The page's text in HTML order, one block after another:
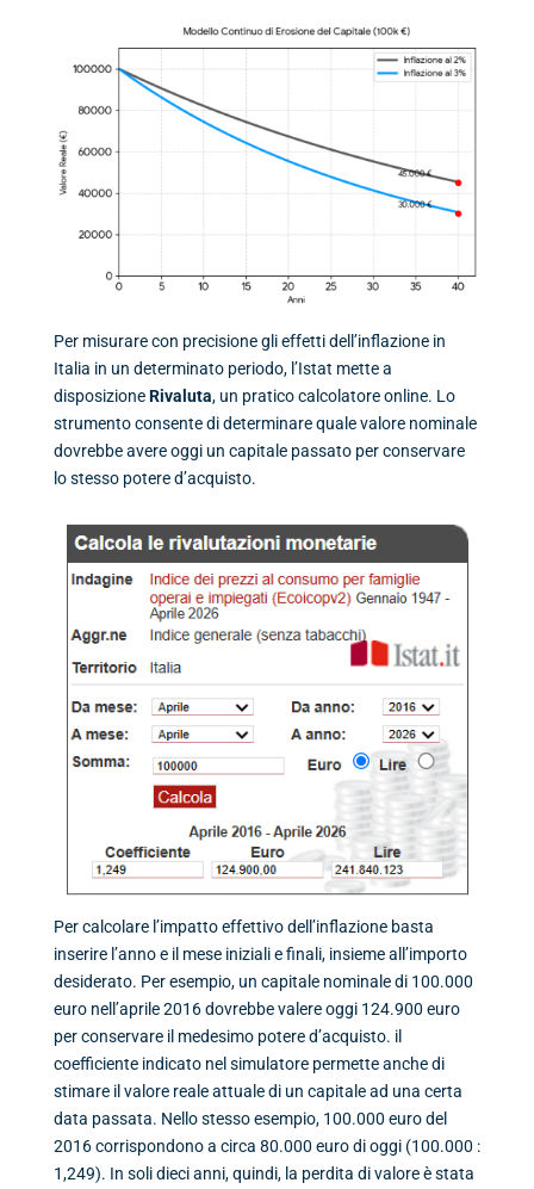
Per misurare con precisione gli effetti dell’inflazione in
Italia in un determinato periodo, l’Istat mette a
disposizioneRivaluta, un pratico calcolatore online. Lo
strumento consente di determinare quale valore nominale
dovrebbe avere oggi un capitale passato per conservare
lo stesso potere d’acquisto.
Per calcolare l’impatto effettivo dell’inflazione basta
inserire l’anno e il mese iniziali e finali, insieme all’importo
desiderato. Per esempio, un capitale nominale di 100.000
euro nell’aprile 2016 dovrebbe valere oggi 124.900 euro
per conservare il medesimo potere d’acquisto. il
coefficiente indicato nel simulatore permette anche di
stimare il valore reale attuale di un capitale ad una certa
data passata. Nello stesso esempio, 100.000 euro del
2016 corrispondono a circa 80.000 euro di oggi (100.000 :
1,249). In soli dieci anni, quindi, la perdita di valore è stata